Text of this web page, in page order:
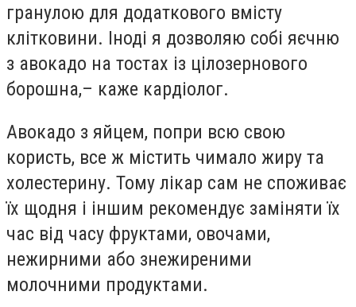
гранулою для додаткового вмісту
клітковини. Іноді я дозволяю собі яєчню
з авокадо на тостах із цілозернового
борошна,– каже кардіолог.
Авокадо з яйцем, попри всю свою
користь, все ж містить чимало жиру та
холестерину. Тому лікар сам не споживає
їх щодня і іншим рекомендує заміняти їх
час від часу фруктами, овочами,
нежирними або знежиреними
молочними продуктами.